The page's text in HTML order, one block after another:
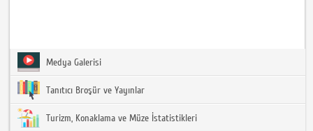
Medya Galerisi
Tanıtıcı Broşür ve Yayınlar
Turizm, Konaklama ve Müze İstatistikleri